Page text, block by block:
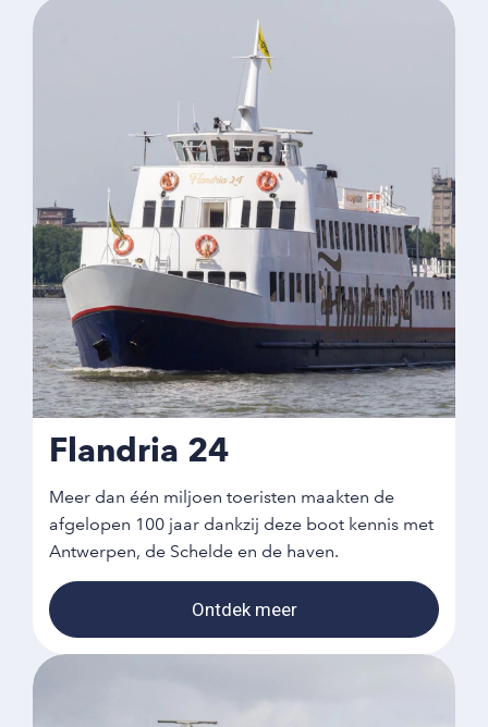
Flandria 24
Meer dan één miljoen toeristen maakten de
afgelopen 100 jaar dankzij deze boot kennis met
Antwerpen, de Schelde en de haven.
Ontdek meer